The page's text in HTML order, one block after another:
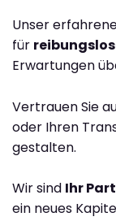
Unser
für
Erwartungen
Vertrauen Sie
oder Ihren
gestalten.
Wir sind Ihr
ein neues